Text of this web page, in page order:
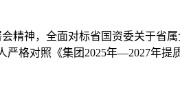
精神，全面对标省国资委关于省
格对照《集团2025年—2027年提